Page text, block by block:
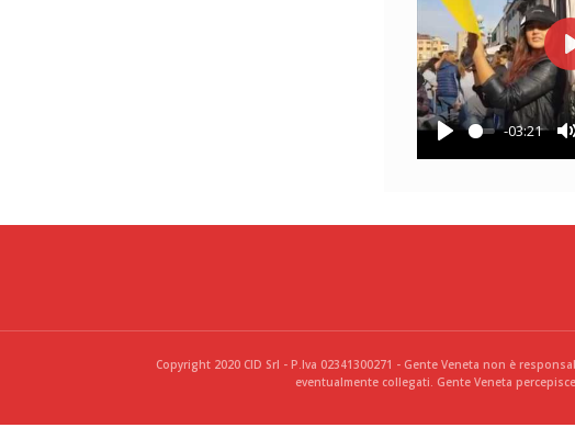
-03:21
Copyright 2020 CID Srl - P.Iva 02341300271 - Gente Veneta non è
eventualmente collegati. Gente Veneta